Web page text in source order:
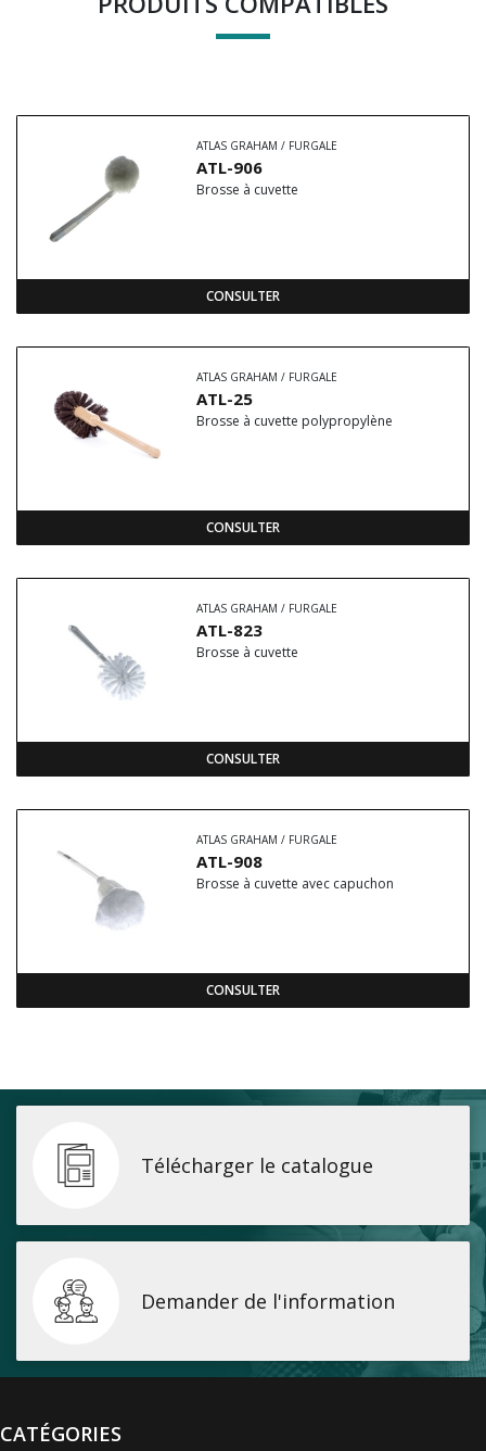
ATLAS GRAHAM / FURGALE
ATL-906
Brosse à cuvette
CONSULTER
ATLAS GRAHAM / FURGALE
ATL-25
Brosse à cuvette polypropylène
CONSULTER
ATLAS GRAHAM / FURGALE
ATL-823
Brosse à cuvette
CONSULTER
ATLAS GRAHAM / FURGALE
ATL-908
Brosse à cuvette avec capuchon
CONSULTER
Télécharger le catalogue
Demander de l'information
CATÉGORIES